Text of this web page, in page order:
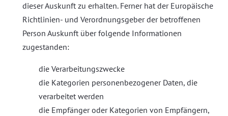
dieser Auskunft zu erhalten. Ferner hat der Europäische
Richtlinien- und Verordnungsgeber der betroffenen
Person Auskunft über folgende Informationen
zugestanden:
die Verarbeitungszwecke
die Kategorien personenbezogener Daten, die
verarbeitet werden
die Empfänger oder Kategorien von Empfängern,